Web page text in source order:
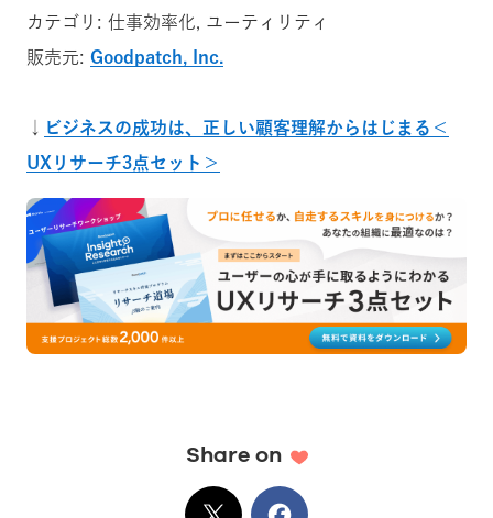
カテゴリ: 仕事効率化, ユーティリティ
販売元: Goodpatch, Inc.
ビジネスの成功は、正しい顧客理解からはじまる＜
UXリサーチ3点セット＞
Share on